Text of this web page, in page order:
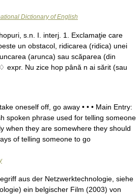
Dictionary of English
s.n. I. interj. 1. Exclamaţie care
un obstacol, ridicarea (ridica) unei
(arunca) sau scăparea (din
expr. Nu zice hop până n ai sărit (sau
oneself off, go away • • • Main Entry:
spoken phrase used for telling someone
when they are somewhere they should
of telling someone to go
aus der Netzwerktechnologie, siehe
ein belgischer Film (2003) von